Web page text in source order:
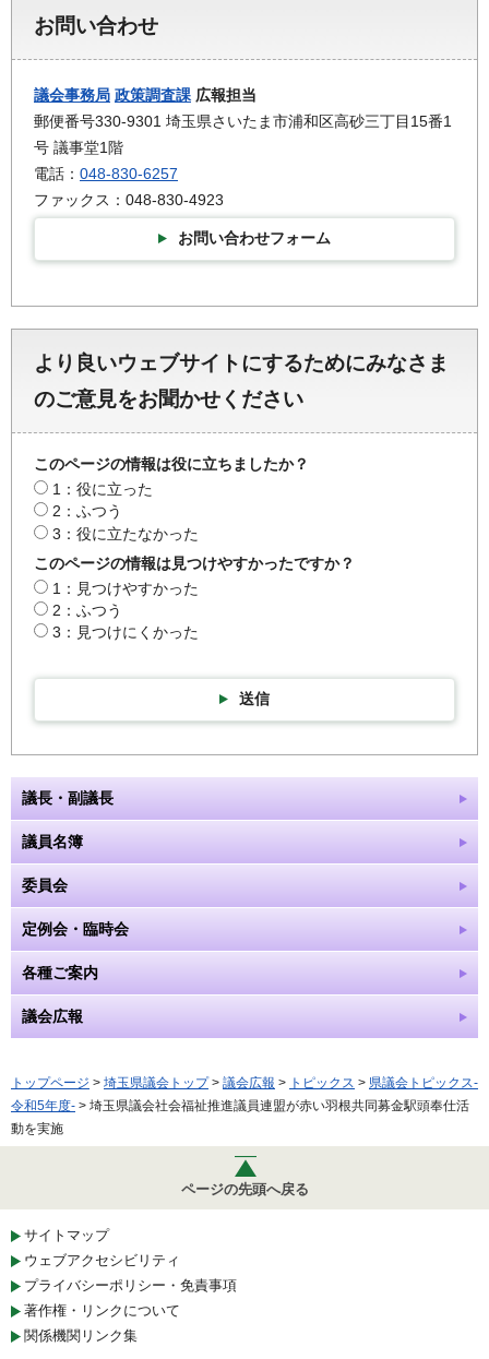
お問い合わせ
議会事務局 政策調査課 広報担当
郵便番号330-9301 埼玉県さいたま市浦和区高砂三丁目15番1
号 議事堂1階
電話： 048-830-6257
ファックス：048-830-4923
お問い合わせフォーム
より良いウェブサイトにするためにみなさま
のご意見をお聞かせください
このページの情報は役に立ちましたか？
1：役に立った
2：ふつう
3：役に立たなかった
このページの情報は見つけやすかったですか？
1：見つけやすかった
2：ふつう
3：見つけにくかった
送信
議長・副議長
議員名簿
委員会
定例会・臨時会
各種ご案内
議会広報
トップページ > 埼玉県議会トップ> 議会広報 > トピックス > 県議会トピックス-
令和5年度- > 埼玉県議会社会福祉推進議員連盟が赤い羽根共同募金駅頭奉仕活
動を実施
ページの先頭へ戻る
サイトマップ
ウェブアクセシビリティ
プライバシーポリシー・免責事項
著作権・リンクについて
関係機関リンク集